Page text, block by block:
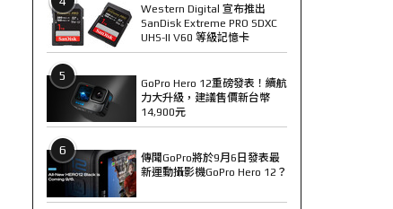
Western Digital 宣布推出
SanDisk Extreme PRO SDXC
UHS-II V60 等級記憶卡
5
GoPro Hero 12重磅發表！續航
力大升級，建議售價新台幣
14,900元
6
傳聞GoPro將於9月6日發表最
新運動攝影機GoPro Hero 12？